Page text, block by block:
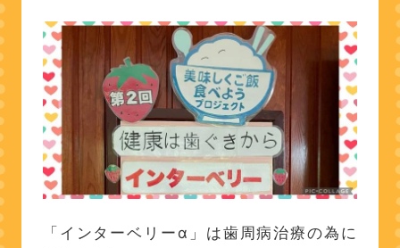
「インターベリーα」は歯周病治療の為に